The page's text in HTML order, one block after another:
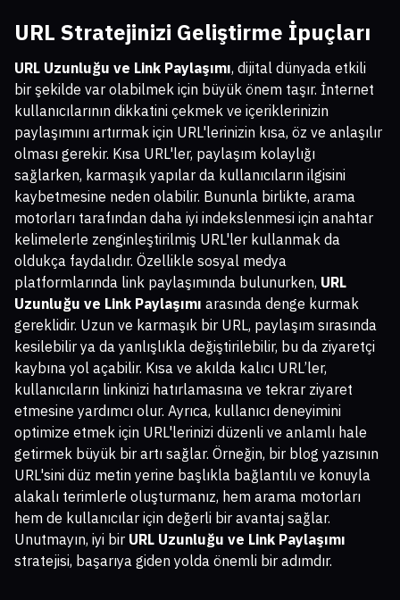
URL Stratejinizi Geliştirme İpuçları
URL Uzunluğu ve Link Paylaşımı, dijital dünyada etkili
bir şekilde var olabilmek için büyük önem taşır. İnternet
kullanıcılarının dikkatini çekmek ve içeriklerinizin
paylaşımını artırmak için URL'lerinizin kısa, öz ve anlaşılır
olması gerekir. Kısa URL'ler, paylaşım kolaylığı
sağlarken, karmaşık yapılar da kullanıcıların ilgisini
kaybetmesine neden olabilir. Bununla birlikte, arama
motorları tarafından daha iyi indekslenmesi için anahtar
kelimelerle zenginleştirilmiş URL'ler kullanmak da
oldukça faydalıdır. Özellikle sosyal medya
platformlarında link paylaşımında bulunurken, URL
Uzunluğu ve Link Paylaşımı arasında denge kurmak
gereklidir. Uzun ve karmaşık bir URL, paylaşım sırasında
kesilebilir ya da yanlışlıkla değiştirilebilir, bu da ziyaretçi
kaybına yol açabilir. Kısa ve akılda kalıcı URL’ler,
kullanıcıların linkinizi hatırlamasına ve tekrar ziyaret
etmesine yardımcı olur. Ayrıca, kullanıcı deneyimini
optimize etmek için URL'lerinizi düzenli ve anlamlı hale
getirmek büyük bir artı sağlar. Örneğin, bir blog yazısının
URL'sini düz metin yerine başlıkla bağlantılı ve konuyla
alakalı terimlerle oluşturmanız, hem arama motorları
hem de kullanıcılar için değerli bir avantaj sağlar.
Unutmayın, iyi bir URL Uzunluğu ve Link Paylaşımı
stratejisi, başarıya giden yolda önemli bir adımdır.